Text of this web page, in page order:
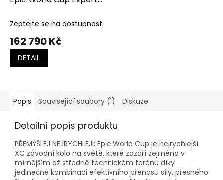
Ion Metallic
Zeptejte se na dostupnost
162 790 Kč
DETAIL
Popis Související soubory (1) Diskuze
Detailní popis produktu
PŘEMÝŠLEJ NEJRYCHLEJI: Epic World Cup je nejrychlejší
XC závodní kolo na světě, které zazáří zejména v
mírnějším až středně technickém terénu díky
jedinečné kombinaci efektivního přenosu síly, přesného